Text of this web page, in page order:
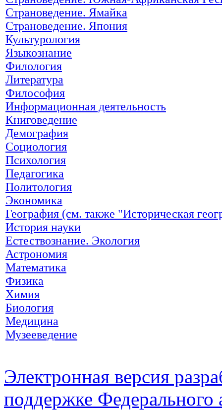
Страноведение. Ямайка
Страноведение. Япония
Культурология
Языкознание
Филология
Литература
Философия
Информационная деятельность
Книговедение
Демография
Социология
Психология
Педагогика
Политология
Экономика
География (см. также "Историческая
История науки
Естествознание. Экология
Астрономия
Математика
Физика
Химия
Биология
Медицина
Музееведение
Электронная версия
поддержке Федерального